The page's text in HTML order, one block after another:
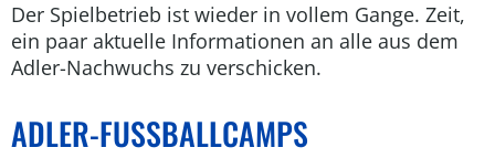
Der Spielbetrieb ist wieder in vollem Gange. Zeit,
ein paar aktuelle Informationen an alle aus dem
Adler-Nachwuchs zu verschicken.
ADLER-FUSSBALLCAMPS